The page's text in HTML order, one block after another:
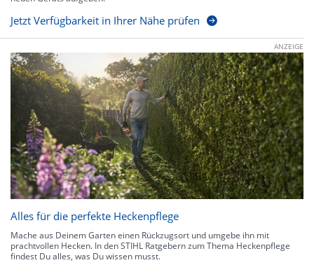
Jetzt Verfügbarkeit in Ihrer Nähe prüfen
ANZEIGE
Alles für die perfekte Heckenpflege
Mache aus Deinem Garten einen Rückzugsort und umgebe ihn mit
prachtvollen Hecken. In den STIHL Ratgebern zum Thema Heckenpflege
findest Du alles, was Du wissen musst.